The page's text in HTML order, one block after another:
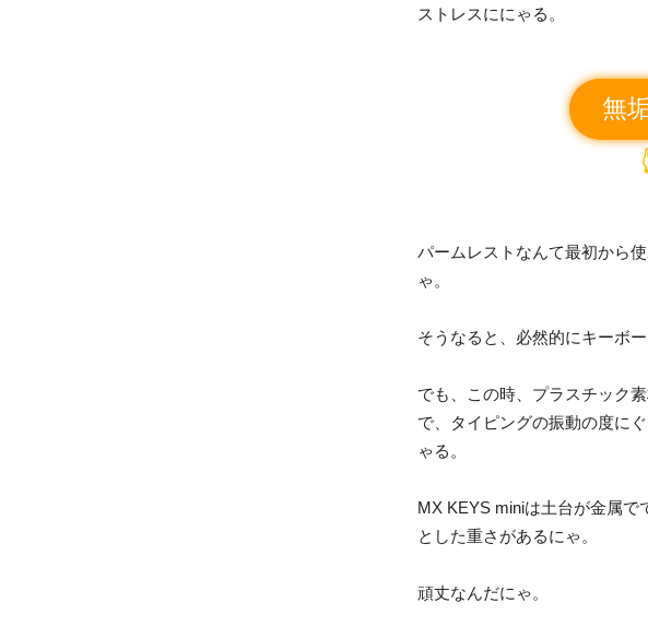
ストレスににゃる。
無
パームレストなんて最初から
ゃ。
そうなると、必然的にキーボ
でも、この時、プラスチック
で、タイピングの振動の度に
ゃる。
MX KEYS miniは土台が金属
とした重さがあるにゃ。
頑丈なんだにゃ。